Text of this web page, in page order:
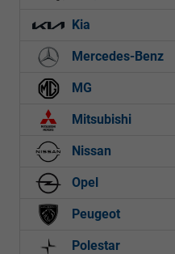
Kia
Mercedes-Benz
MG
Mitsubishi
Nissan
Opel
Peugeot
Polestar